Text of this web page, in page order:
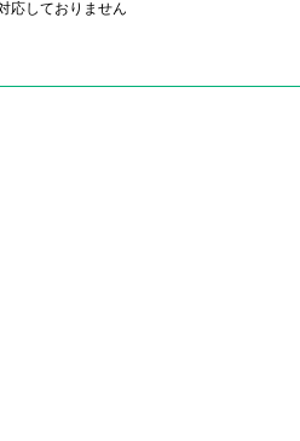
応しておりません